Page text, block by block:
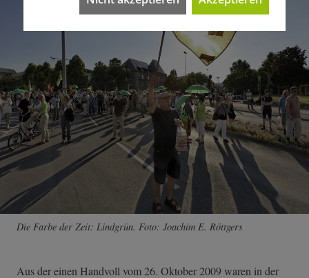
Die Farbe der Zeit: Lindgrün. Foto: Joachim E. Röttgers
Aus der einen Handvoll vom 26. Oktober 2009 waren in der